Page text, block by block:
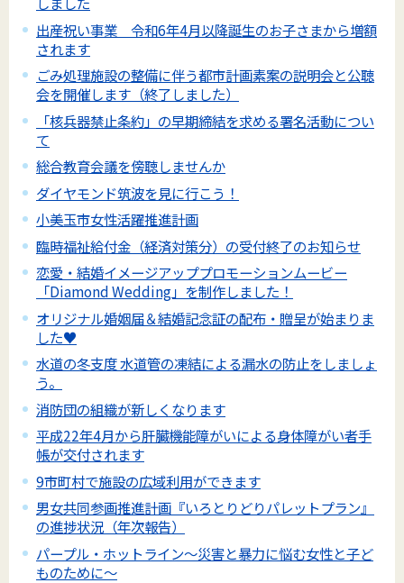
出産祝い事業 令和6年4月以降誕生のお子さまから増額
されます
ごみ処理施設の整備に伴う都市計画素案の説明会と公聴
会を開催します（終了しました）
「核兵器禁止条約」の早期締結を求める署名活動につい
て
総合教育会議を傍聴しませんか
ダイヤモンド筑波を見に行こう！
小美玉市女性活躍推進計画
臨時福祉給付金（経済対策分）の受付終了のお知らせ
恋愛・結婚イメージアッププロモーションムービー
「Diamond Wedding」を制作しました！
オリジナル婚姻届＆結婚記念証の配布・贈呈が始まりま
した♥
水道の冬支度 水道管の凍結による漏水の防止をしましょ
う。
消防団の組織が新しくなります
平成22年4月から肝臓機能障がいによる身体障がい者手
帳が交付されます
9市町村で施設の広域利用ができます
男女共同参画推進計画『いろとりどりパレットプラン』
の進捗状況（年次報告）
パープル・ホットライン～災害と暴力に悩む女性と子ど
ものために～